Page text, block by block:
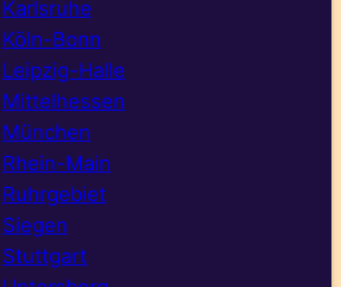
Karlsruhe
Köln-Bonn
Leipzig-Halle
Mittelhessen
München
Rhein-Main
Ruhrgebiet
Siegen
Stuttgart